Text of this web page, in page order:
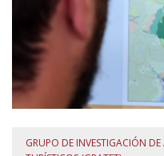
GRUPO DE INVESTIGACIÓN